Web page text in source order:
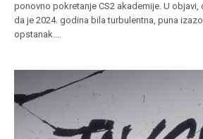
ponovno pokretanje CS2 akademije. U objavi,
da je 2024. godina bila turbulentna, puna
opstanak.…